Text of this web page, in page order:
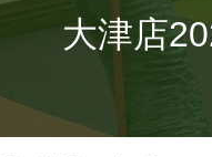
大津店